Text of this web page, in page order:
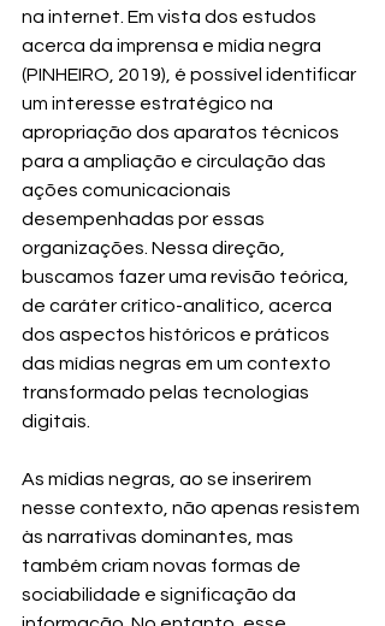
na internet. Em vista dos estudos
acerca da imprensa e mídia negra
(PINHEIRO, 2019), é possível identificar
um interesse estratégico na
apropriação dos aparatos técnicos
para a ampliação e circulação das
ações comunicacionais
desempenhadas por essas
organizações. Nessa direção,
buscamos fazer uma revisão teórica,
de caráter crítico-analítico, acerca
dos aspectos históricos e práticos
das mídias negras em um contexto
transformado pelas tecnologias
digitais.
As mídias negras, ao se inserirem
nesse contexto, não apenas resistem
às narrativas dominantes, mas
também criam novas formas de
sociabilidade e significação da